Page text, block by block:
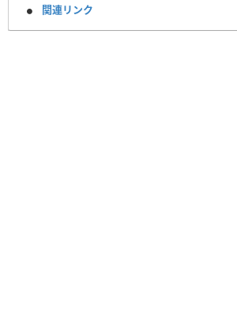
関連リンク